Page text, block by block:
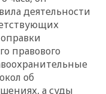
деятельности
правового
об
а суды